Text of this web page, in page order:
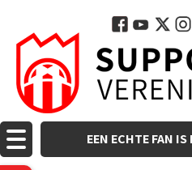
EEN ECHTE FAN IS